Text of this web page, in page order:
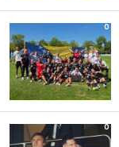
0
0